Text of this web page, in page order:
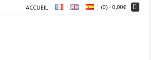
ACCUEIL (0) - 0,00€